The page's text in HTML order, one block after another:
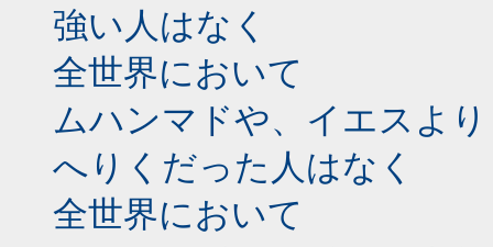
強い人はなく
全世界において
ムハンマドや、イエスよ
へりくだった人はなく
全世界において